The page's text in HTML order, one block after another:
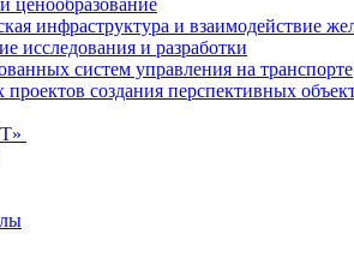
ценообразование
инфраструктура и взаимодействие
исследования и разработки
систем управления на транспорте
проектов создания перспективных